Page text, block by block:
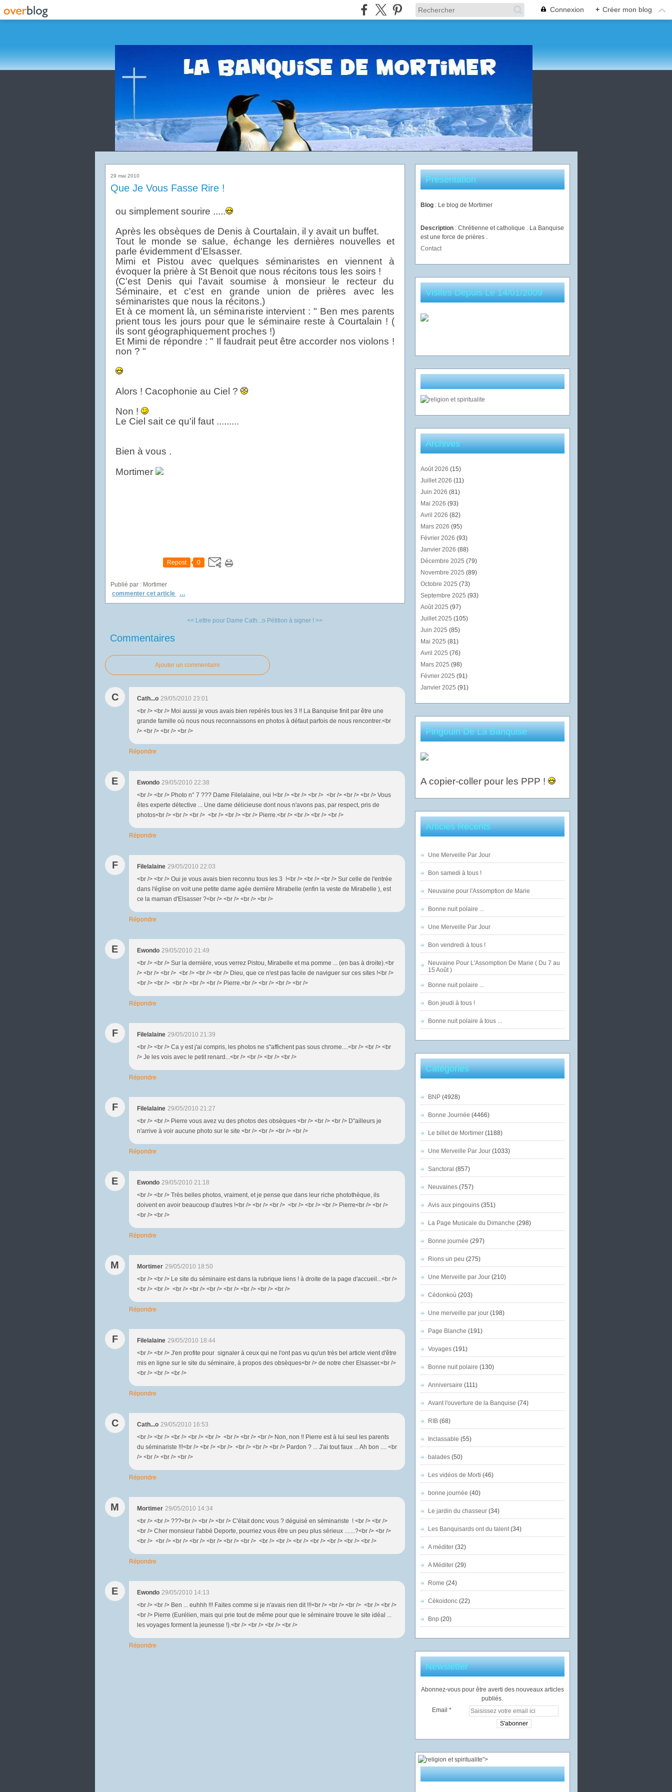
Connexion + Créer mon blog
29 mai 2010
Que Je Vous Fasse Rire !
ou simplement sourire .....
Après les obsèques de Denis à Courtalain, il y avait un buffet.
Tout le monde se salue, échange les dernières nouvelles et
parle évidemment d'Elsasser.
Mimi et Pistou avec quelques séminaristes en viennent à
évoquer la prière à St Benoit que nous récitons tous les soirs !
(C'est Denis qui l'avait soumise à monsieur le recteur du
Séminaire, et c'est en grande union de prières avec les
séminaristes que nous la récitons.)
Et à ce moment là, un séminariste intervient : " Ben mes parents
prient tous les jours pour que le séminaire reste à Courtalain ! (
ils sont géographiquement proches !)
Et Mimi de répondre : " Il faudrait peut être accorder nos violons !
non ? "
Alors ! Cacophonie au Ciel ?
Non !
Le Ciel sait ce qu'il faut .........
Bien à vous .
Mortimer
Repost 0
Publié par : Mortimer
commenter cet article
…
<< Lettre pour Dame Cath...o Pétition à signer ! >>
Commentaires
Ajouter un commentaire
C Cath...o 29/05/2010 23:01
<br /> <br /> Moi aussi je vous avais bien repérés tous les 3 !! La Banquise finit par être une
grande famille où nous nous reconnaissons en photos à défaut parfois de nous rencontrer.<br
/> <br /> <br /> <br />
Répondre
E Ewondo 29/05/2010 22:38
<br /> <br /> Photo n° 7 ??? Dame Filelalaine, oui !<br /> <br /> <br /> <br /> <br /> <br /> Vous
êtes experte détective ... Une dame délicieuse dont nous n'avons pas, par respect, pris de
photos<br /> <br /> <br /> <br /> <br /> <br /> Pierre.<br /> <br /> <br /> <br />
Répondre
F Filelalaine 29/05/2010 22:03
<br /> <br /> Oui je vous avais bien reconnu tous les 3 !<br /> <br /> <br /> Sur celle de l'entrée
dans l'église on voit une petite dame agée derrière Mirabelle (enfin la veste de Mirabelle ), est
ce la maman d'Elsasser ?<br /> <br /> <br /> <br />
Répondre
E Ewondo 29/05/2010 21:49
<br /> <br /> Sur la dernière, vous verrez Pistou, Mirabelle et ma pomme ... (en bas à droite).<br
/> <br /> <br /> <br /> <br /> <br /> Dieu, que ce n'est pas facile de naviguer sur ces sites !<br />
<br /> <br /> <br /> <br /> <br /> Pierre.<br /> <br /> <br /> <br />
Répondre
F Filelalaine 29/05/2010 21:39
<br /> <br /> Ca y est j'ai compris, les photos ne s"affichent pas sous chrome....<br /> <br /> <br
/> Je les vois avec le petit renard...<br /> <br /> <br /> <br />
Répondre
F Filelalaine 29/05/2010 21:27
<br /> <br /> Pierre vous avez vu des photos des obsèques <br /> <br /> <br /> D"ailleurs je
n'arrive à voir aucune photo sur le site <br /> <br /> <br /> <br />
Répondre
E Ewondo 29/05/2010 21:18
<br /> <br /> Très belles photos, vraiment, et je pense que dans leur riche photothèque, ils
doivent en avoir beaucoup d'autres !<br /> <br /> <br /> <br /> <br /> <br /> Pierre<br /> <br />
<br /> <br />
Répondre
M Mortimer 29/05/2010 18:50
<br /> <br /> Le site du séminaire est dans la rubrique liens ! à droite de la page d'accueil...<br />
<br /> <br /> <br /> <br /> <br /> <br /> <br /> <br /> <br />
Répondre
F Filelalaine 29/05/2010 18:44
<br /> <br /> J'en profite pour signaler à ceux qui ne l'ont pas vu qu'un très bel article vient d'être
mis en ligne sur le site du séminaire, à propos des obsèques<br /> de notre cher Elsasser.<br />
<br /> <br /> <br />
Répondre
C Cath...o 29/05/2010 16:53
<br /> <br /> <br /> <br /> <br /> <br /> <br /> <br /> Non, non !! Pierre est à lui seul les parents
du séminariste !!!<br /> <br /> <br /> <br /> <br /> <br /> Pardon ? ... J'ai tout faux ... Ah bon .... <br
/> <br /> <br /> <br />
Répondre
M Mortimer 29/05/2010 14:34
<br /> <br /> ???<br /> <br /> <br /> C'était donc vous ? déguisé en séminariste ! <br /> <br />
<br /> Cher monsieur l'abbé Deporte, pourriez vous être un peu plus sérieux .......?<br /> <br />
<br /> <br /> <br /> <br /> <br /> <br /> <br /> <br /> <br /> <br /> <br /> <br /> <br /> <br />
Répondre
E Ewondo 29/05/2010 14:13
<br /> <br /> Ben ... euhhh !!! Faites comme si je n'avais rien dit !!!<br /> <br /> <br /> <br /> <br />
<br /> Pierre (Eurélien, mais qui prie tout de même pour que le séminaire trouve le site idéal ...
les voyages forment la jeunesse !).<br /> <br /> <br /> <br />
Répondre
Présentation
Blog : Le blog de Mortimer
Description : Chrétienne et catholique . La Banquise
est une force de prières .
Contact
Visites Depuis Le 14/01/2009
Archives
Août 2026 (15)
Juillet 2026 (11)
Juin 2026 (81)
Mai 2026 (93)
Avril 2026 (82)
Mars 2026 (95)
Février 2026 (93)
Janvier 2026 (88)
Décembre 2025 (79)
Novembre 2025 (89)
Octobre 2025 (73)
Septembre 2025 (93)
Août 2025 (97)
Juillet 2025 (105)
Juin 2025 (85)
Mai 2025 (81)
Avril 2025 (76)
Mars 2025 (98)
Février 2025 (91)
Janvier 2025 (91)
Pingouin De La Banquise
A copier-coller pour les PPP !
Articles Récents
Une Merveille Par Jour
Bon samedi à tous !
Neuvaine pour l'Assomption de Marie
Bonne nuit polaire ...
Une Merveille Par Jour
Bon vendredi à tous !
Neuvaine Pour L'Assomption De Marie ( Du 7 au
15 Août )
Bonne nuit polaire ...
Bon jeudi à tous !
Bonne nuit polaire à tous ...
Catégories
BNP(4928)
Bonne Journée (4466)
Le billet de Mortimer(1188)
Une Merveille Par Jour(1033)
Sanctoral (857)
Neuvaines(757)
Avis aux pingouins(351)
La Page Musicale du Dimanche (298)
Bonne journée (297)
Rions un peu (275)
Une Merveille par Jour(210)
Cédonkoù (203)
Une merveille par jour(198)
Page Blanche (191)
Voyages(191)
Bonne nuit polaire (130)
Anniversaire (111)
Avant l'ouverture de la Banquise (74)
RIB(68)
Inclassable (55)
balades(50)
Les vidéos de Morti (46)
bonne journée (40)
Le jardin du chasseur(34)
Les Banquisards ont du talent(34)
A méditer(32)
A Méditer(29)
Rome (24)
Cékoidonc(22)
Bnp (20)
Newsletter
Abonnez-vous pour être averti des nouveaux articles
publiés.
Email
">